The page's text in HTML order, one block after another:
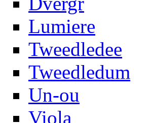
Lumiere
Tweedledee
Tweedledum
Un-ou
Viola